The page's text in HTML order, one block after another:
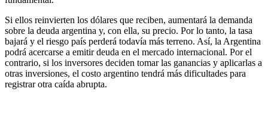
Si ellos reinvierten los dólares que reciben, aumentará la demanda
sobre la deuda argentina y, con ella, su precio. Por lo tanto, la tasa
bajará y el riesgo país perderá todavía más terreno. Así, la Argentina
podrá acercarse a emitir deuda en el mercado internacional. Por el
contrario, si los inversores deciden tomar las ganancias y aplicarlas a
otras inversiones, el costo argentino tendrá más dificultades para
registrar otra caída abrupta.